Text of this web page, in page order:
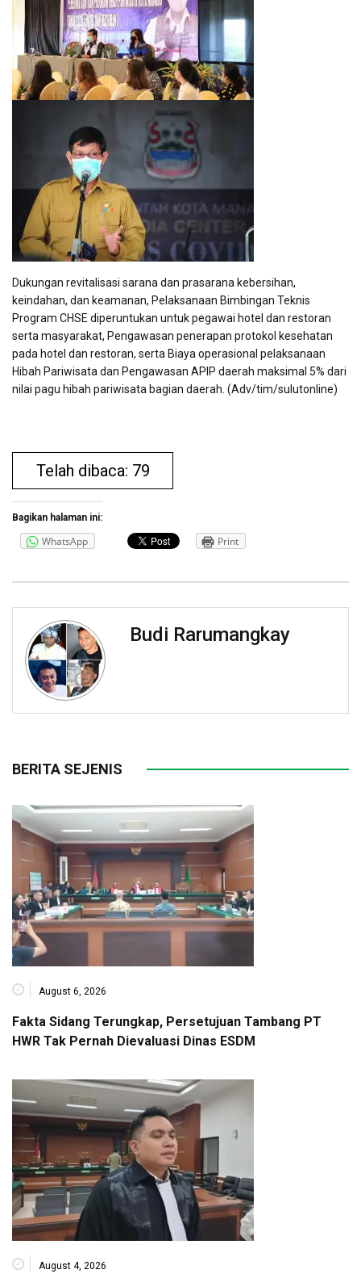
Dukungan revitalisasi sarana dan prasarana kebersihan,
keindahan, dan keamanan, Pelaksanaan Bimbingan Teknis
Program CHSE diperuntukan untuk pegawai hotel dan restoran
serta masyarakat, Pengawasan penerapan protokol kesehatan
pada hotel dan restoran, serta Biaya operasional pelaksanaan
Hibah Pariwisata dan Pengawasan APIP daerah maksimal 5% dari
nilai pagu hibah pariwisata bagian daerah. (Adv/tim/sulutonline)
Telah dibaca: 79
Bagikan halaman ini:
WhatsApp Print
Budi Rarumangkay
BERITA SEJENIS
August 6, 2026
Fakta Sidang Terungkap, Persetujuan Tambang PT
HWR Tak Pernah Dievaluasi Dinas ESDM
August 4, 2026